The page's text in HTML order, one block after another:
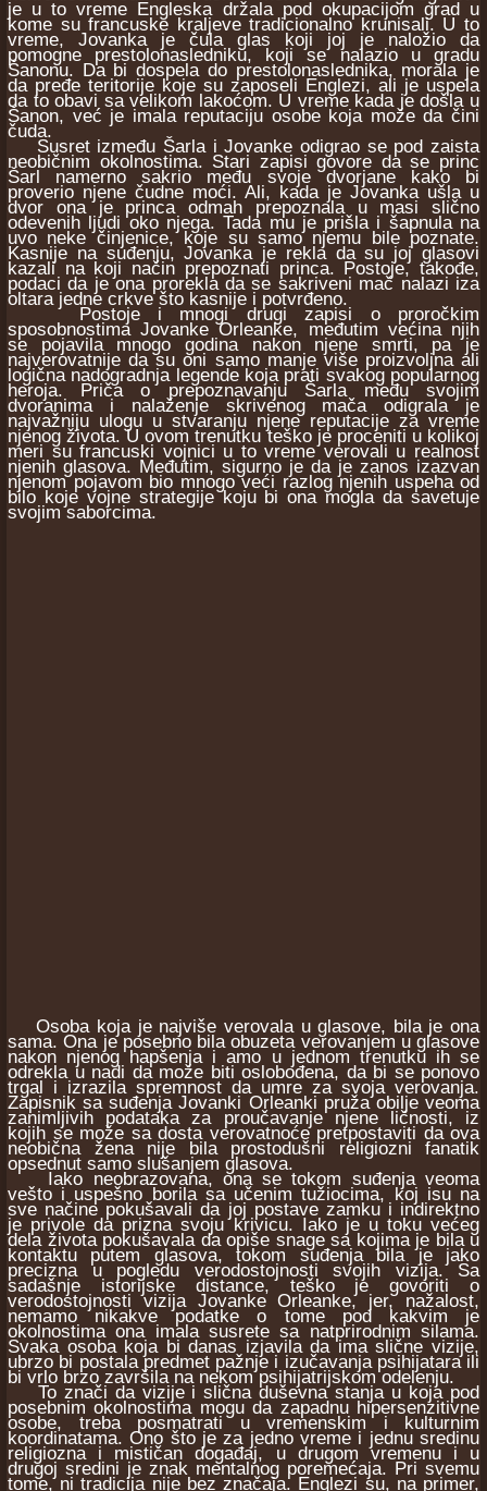
je u to vreme Engleska držala pod okupacijom grad u
kome su francuske kraljeve tradicionalno krunisali. U to
vreme, Jovanka je čula glas koji joj je naložio da
pomogne prestolonasledniku, koji se nalazio u gradu
Šanonu. Da bi dospela do prestolonaslednika, morala je
da pređe teritorije koje su zaposeli Englezi, ali je uspela
da to obavi sa velikom lakoćom. U vreme kada je došla u
Šanon, već je imala reputaciju osobe koja može da čini
čuda.
Susret između Šarla i Jovanke odigrao se pod zaista
neobičnim okolnostima. Stari zapisi govore da se princ
Šarl namerno sakrio među svoje dvorjane kako bi
proverio njene čudne moći. Ali, kada je Jovanka ušla u
dvor ona je princa odmah prepoznala u masi slično
odevenih ljudi oko njega. Tada mu je prišla i šapnula na
uvo neke činjenice, koje su samo njemu bile poznate.
Kasnije na suđenju, Jovanka je rekla da su joj glasovi
kazali na koji način prepoznati princa. Postoje, takođe,
podaci da je ona prorekla da se sakriveni mač nalazi iza
oltara jedne crkve što kasnije i potvrđeno.
Postoje i mnogi drugi zapisi o proročkim
sposobnostima Jovanke Orleanke, međutim većina njih
se pojavila mnogo godina nakon njene smrti, pa je
najverovatnije da su oni samo manje više proizvoljna ali
logična nadogradnja legende koja prati svakog popularnog
heroja. Priča o prepoznavanju Šarla među svojim
dvoranima i nalaženje skrivenog mača odigrala je
najvažniju ulogu u stvaranju njene reputacije za vreme
njenog života. U ovom trenutku teško je proceniti u kolikoj
meri su francuski vojnici u to vreme verovali u realnost
njenih glasova. Međutim, sigurno je da je zanos izazvan
njenom pojavom bio mnogo veći razlog njenih uspeha od
bilo koje vojne strategije koju bi ona mogla da savetuje
svojim saborcima.
Osoba koja je najviše verovala u glasove, bila je ona
sama. Ona je posebno bila obuzeta verovanjem u glasove
nakon njenog hapšenja i amo u jednom trenutku ih se
odrekla u nadi da može biti oslobođena, da bi se ponovo
trgal i izrazila spremnost da umre za svoja verovanja.
Zapisnik sa suđenja Jovanki Orleanki pruža obilje veoma
zanimljivih podataka za proučavanje njene ličnosti, iz
kojih se može sa dosta verovatnoće pretpostaviti da ova
neobična žena nije bila prostodušni religiozni fanatik
opsednut samo slušanjem glasova.
Iako neobrazovana, ona se tokom suđenja veoma
vešto i uspešno borila sa učenim tužiocima, koj isu na
sve načine pokušavali da joj postave zamku i indirektno
je privole da prizna svoju krivicu. Iako je u toku većeg
dela života pokušavala da opiše snage sa kojima je bila u
kontaktu putem glasova, tokom suđenja bila je jako
precizna u pogledu verodostojnosti svojih vizija. Sa
sadašnje istorijske distance, teško je govoriti o
verodostojnosti vizija Jovanke Orleanke, jer, nažalost,
nemamo nikakve podatke o tome pod kakvim je
okolnostima ona imala susrete sa natprirodnim silama.
Svaka osoba koja bi danas izjavila da ima slične vizije,
ubrzo bi postala predmet pažnje i izučavanja psihijatara ili
bi vrlo brzo završila na nekom psihijatrijskom odelenju.
To znači da vizije i slična duševna stanja u koja pod
posebnim okolnostima mogu da zapadnu hipersenzitivne
osobe, treba posmatrati u vremenskim i kulturnim
koordinatama. Ono što je za jedno vreme i jednu sredinu
religiozna i mističan događaj, u drugom vremenu i u
drugoj sredini je znak mentalnog poremećaja. Pri svemu
tome, ni tradicija nije bez značaja. Englezi su, na primer,